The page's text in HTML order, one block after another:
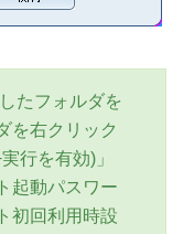
たフォルダを
を右クリック
行を有効)」
起動パスワー
初回利用時設